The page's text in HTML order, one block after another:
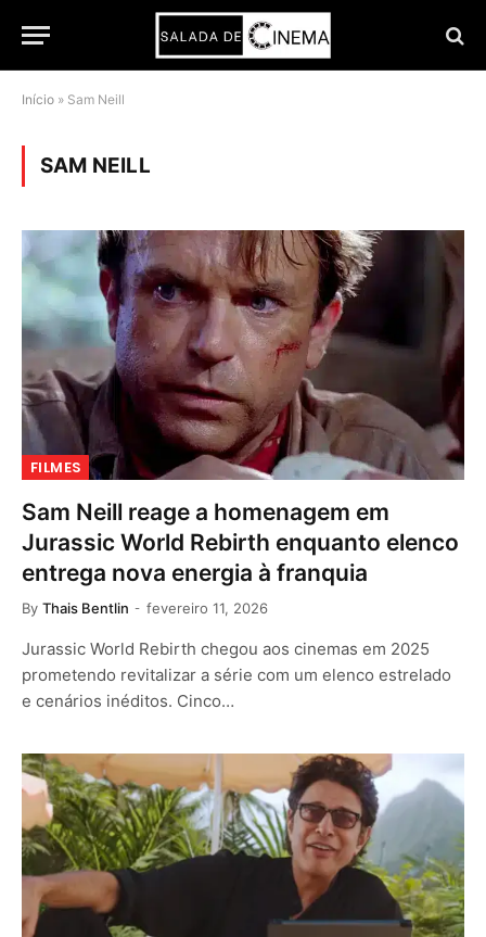
Início » Sam Neill
SAM NEILL
FILMES
Sam Neill reage a homenagem em
Jurassic World Rebirth enquanto elenco
entrega nova energia à franquia
By Thais Bentlin fevereiro 11, 2026
Jurassic World Rebirth chegou aos cinemas em 2025
prometendo revitalizar a série com um elenco estrelado
e cenários inéditos. Cinco…